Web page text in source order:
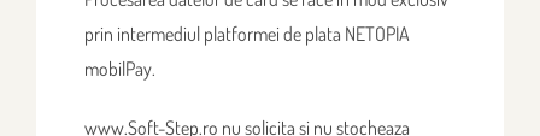
prin intermediul platformei de plata NETOPIA
mobilPay.
www.Soft-Step.ro nu solicita si nu stocheaza